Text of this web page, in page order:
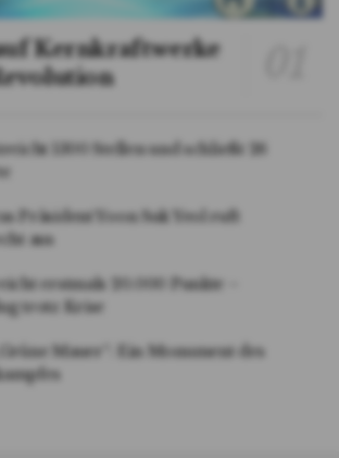
Kernkraftwerke
1300 Stellen und schließt 26
Präsident Yoon Suk Yeol ruft
aus
erstmals 20.000 Punkte –
trotz Krise
Mauer“: Ein Monument des